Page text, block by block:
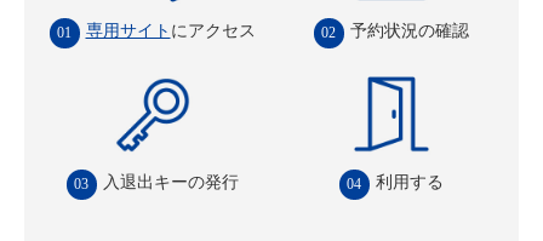
専用サイト にアクセス 予約状況の確認
入退出キーの発行 利用する